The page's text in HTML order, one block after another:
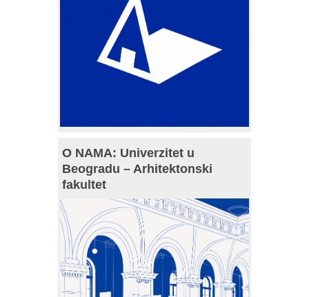
O NAMA: Univerzitet u
Beogradu – Arhitektonski
fakultet